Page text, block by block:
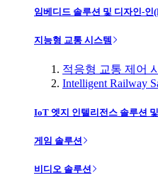
임베디드 솔루션 및 디자인-인
지능형 교통 시스템
적응형 교통 제어
Intelligent Railway
IoT 엣지 인텔리전스 솔루션
게임 솔루션
비디오 솔루션